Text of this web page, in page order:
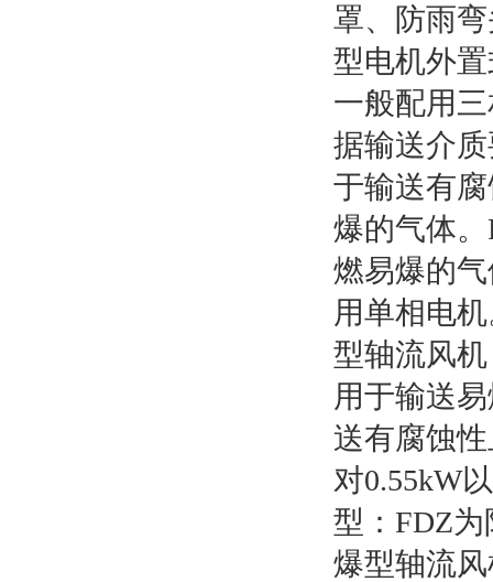
罩、防雨
型电机外
一般配用
据输送介
于输送有
爆的气体
燃易爆的
用单相电
型轴流风
用于输送
送有腐蚀
对0.55kW
型：FDZ
爆型轴流